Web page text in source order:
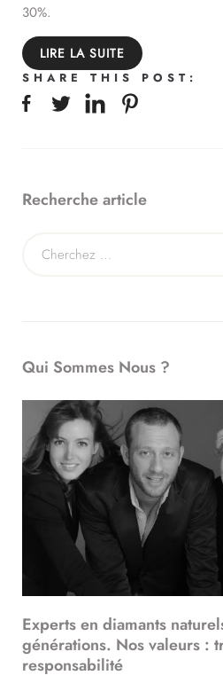
30%.
LIRE LA SUITE
SHARE THIS POST:
Recherche article
Qui Sommes Nous ?
Experts en diamants
générations. Nos valeurs :
responsabilité